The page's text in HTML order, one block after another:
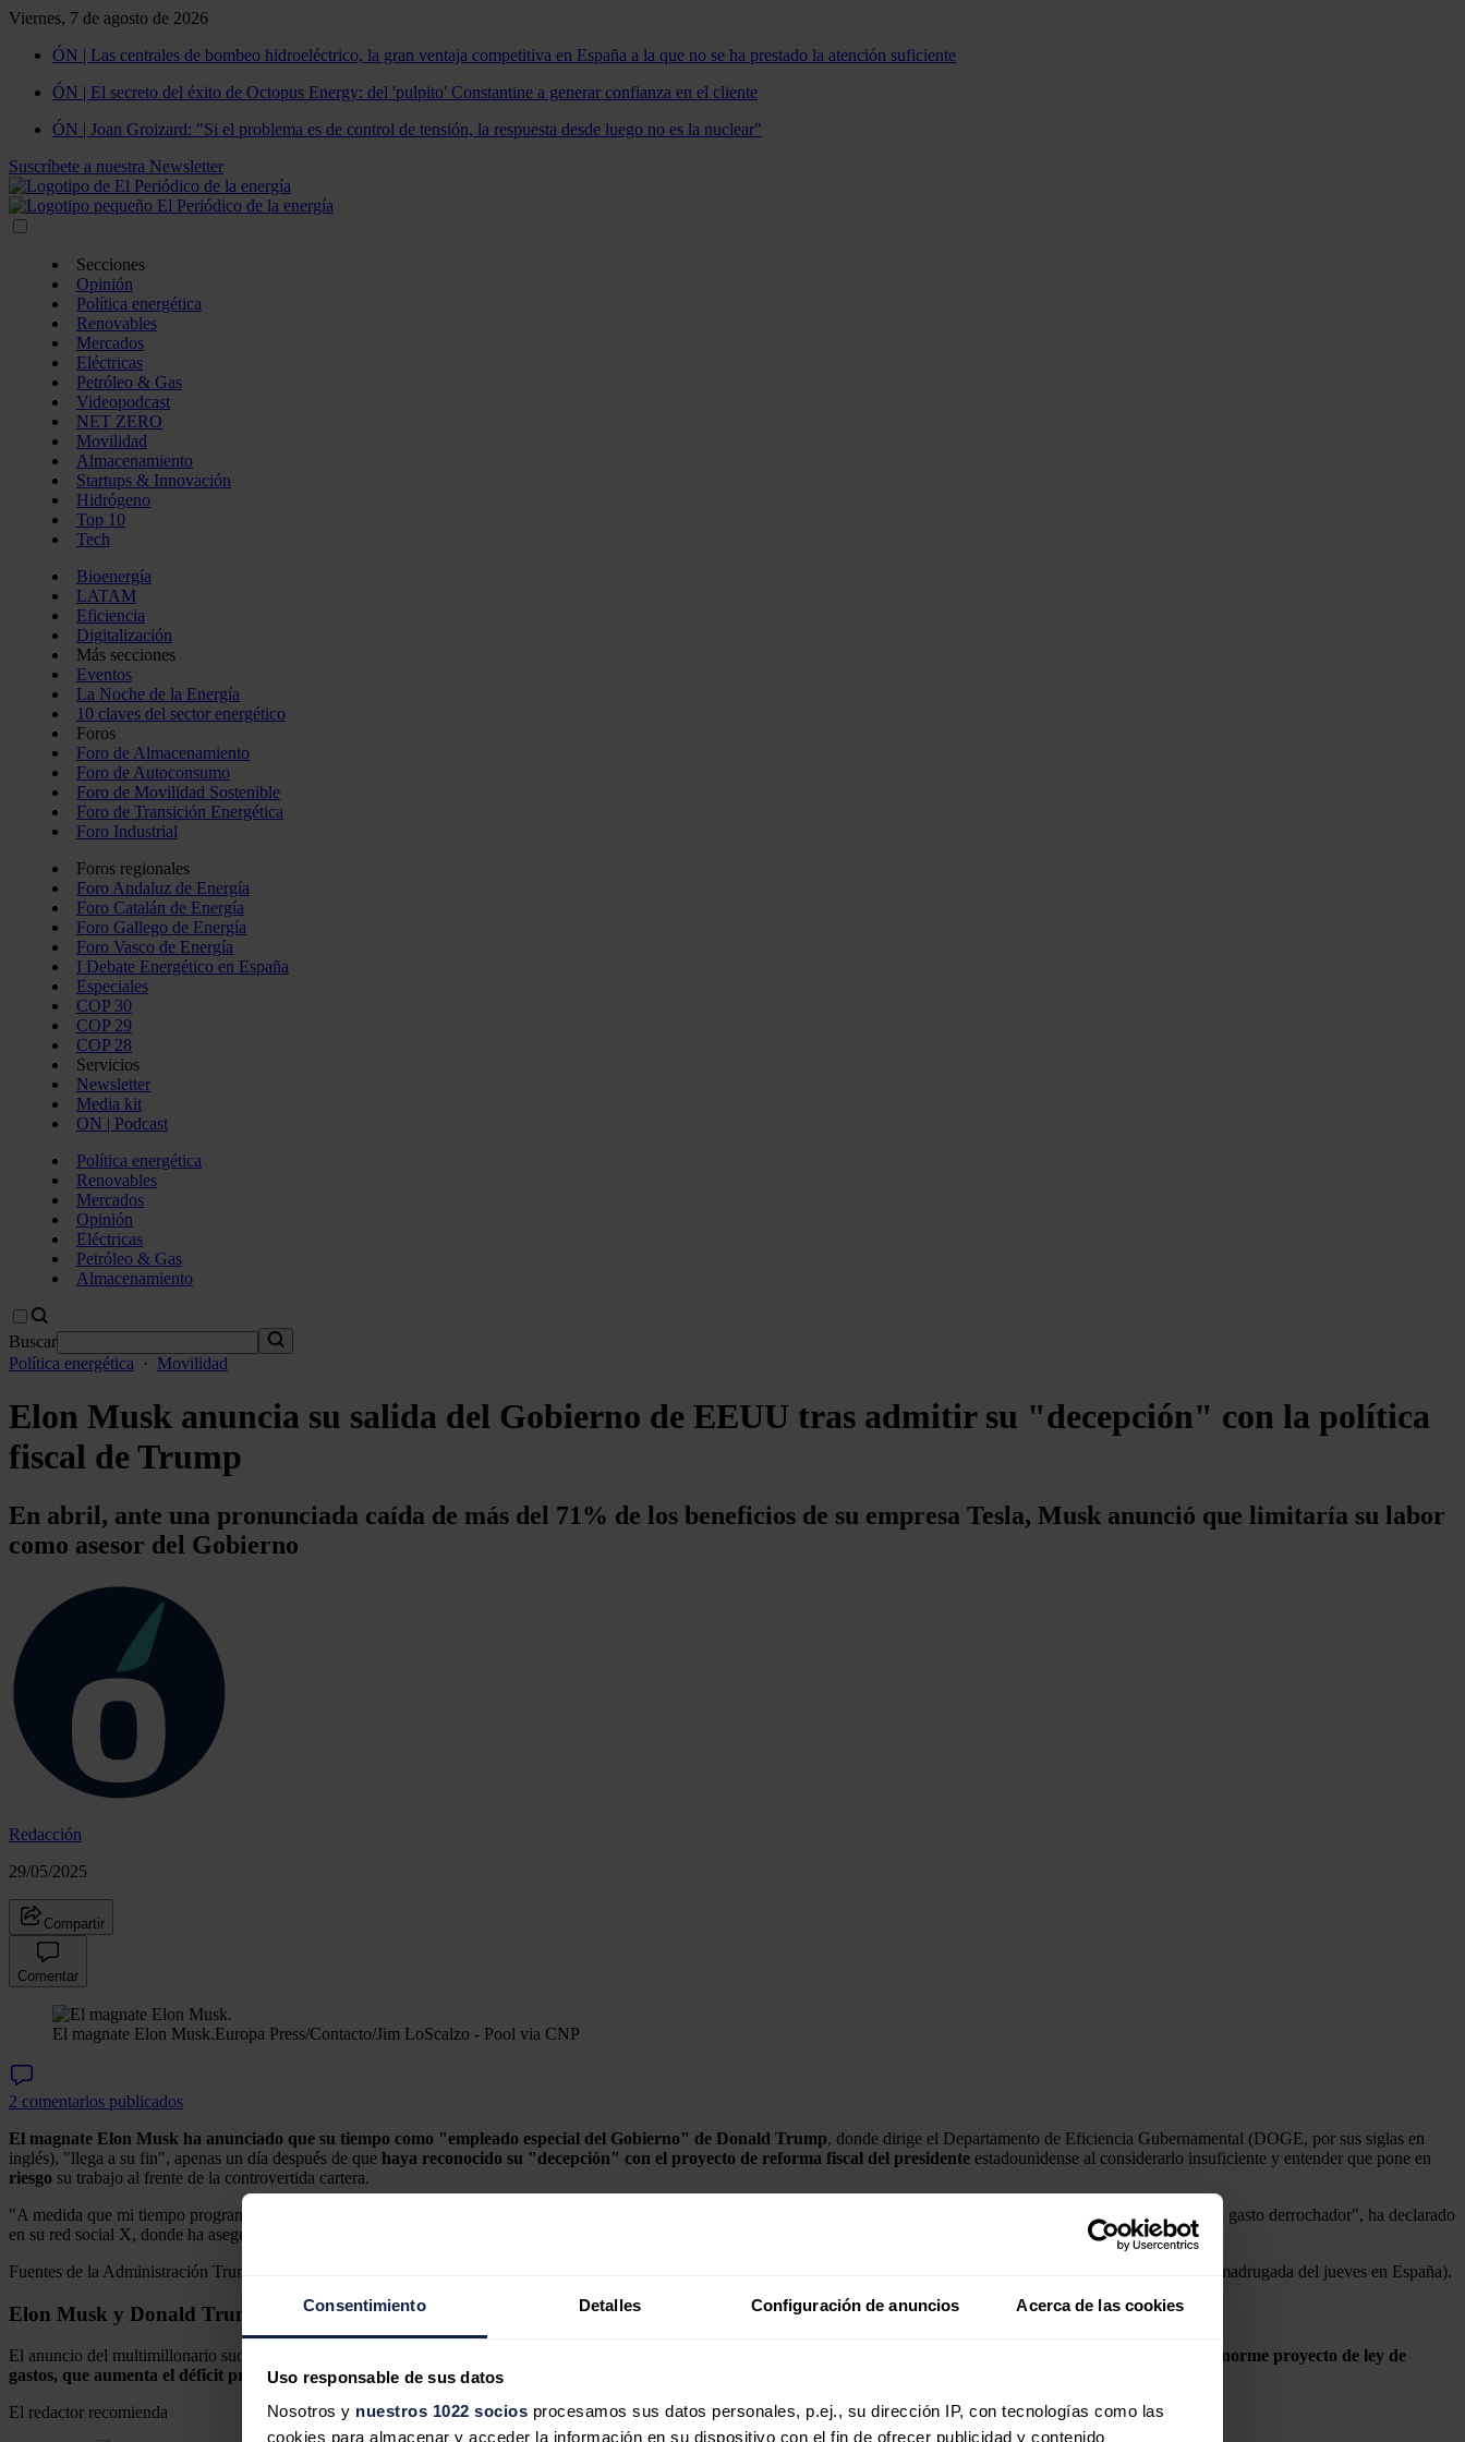
Consentimiento Detalles Configuración de anuncios Acerca de las cookies
Uso responsable de sus datos
Nosotros y nuestros 1022 socios procesamos sus datos personales, p.ej., su dirección IP, con tecnologías como las
cookies para almacenar y acceder la información en su dispositivo con el fin de ofrecer publicidad y contenido
Viernes, 7 de agosto de 2026
ÓN | Las centrales de bombeo hidroeléctrico, la gran ventaja competitiva en España a la que no se ha prestado la atención suficiente
ÓN | El secreto del éxito de Octopus Energy: del 'pulpito' Constantine a generar confianza en el cliente
ÓN | Joan Groizard: "Si el problema es de control de tensión, la respuesta desde luego no es la nuclear"
Suscríbete a nuestra Newsletter
Secciones
Opinión
Política energética
Renovables
Mercados
Eléctricas
Petróleo & Gas
Videopodcast
NET ZERO
Movilidad
Almacenamiento
Startups & Innovación
Hidrógeno
Top 10
Tech
Bioenergía
LATAM
Eficiencia
Digitalización
Más secciones
Eventos
La Noche de la Energía
10 claves del sector energético
Foros
Foro de Almacenamiento
Foro de Autoconsumo
Foro de Movilidad Sostenible
Foro de Transición Energética
Foro Industrial
Foros regionales
Foro Andaluz de Energía
Foro Catalán de Energía
Foro Gallego de Energía
Foro Vasco de Energía
I Debate Energético en España
Especiales
COP 30
COP 29
COP 28
Servicios
Newsletter
Media kit
ON | Podcast
Política energética
Renovables
Mercados
Opinión
Eléctricas
Petróleo & Gas
Almacenamiento
Buscar
Política energética
· Movilidad
Elon Musk anuncia su salida del Gobierno de EEUU tras admitir su "decepción" con la política
fiscal de Trump
En abril, ante una pronunciada caída de más del 71% de los beneficios de su empresa Tesla, Musk anunció que limitaría su labor
como asesor del Gobierno
Redacción
29/05/2025
Compartir
Comentar
El magnate Elon Musk.Europa Press/Contacto/Jim LoScalzo - Pool via CNP
2 comentarios publicados
El magnate Elon Musk ha anunciado que su tiempo como "empleado especial del Gobierno" de Donald Trump, donde dirige el Departamento de Eficiencia Gubernamental (DOGE, por sus siglas en
inglés), "llega a su fin", apenas un día después de que haya reconocido su "decepción" con el proyecto de reforma fiscal del presidente estadounidense al considerarlo insuficiente y entender que pone en
riesgo su trabajo al frente de la controvertida cartera.
"A medida que mi tiempo programado como empleado especial del Gobierno llega a su fin, me gustaría agradecer al presidente,
por la oportunidad de reducir el gasto derrochador", ha declarado
en su red social X, donde ha asegurado que el
Fuentes de la Administración Trump citadas por la cadena de televisión
han confirmado que la salida de Musk de la Casa Blanca se hará a partir de la noche del miércoles (madrugada del jueves en España).
Elon Musk y Donald Trump
El anuncio del multimillonario sudafricano llega un día después de que confesara en una entrevista concedida al mencionado canal estadounidense que
"(le) decepcionó ver el enorme proyecto de ley de
gastos, que aumenta el déficit presupuestario, no lo reduce".
El redactor recomienda